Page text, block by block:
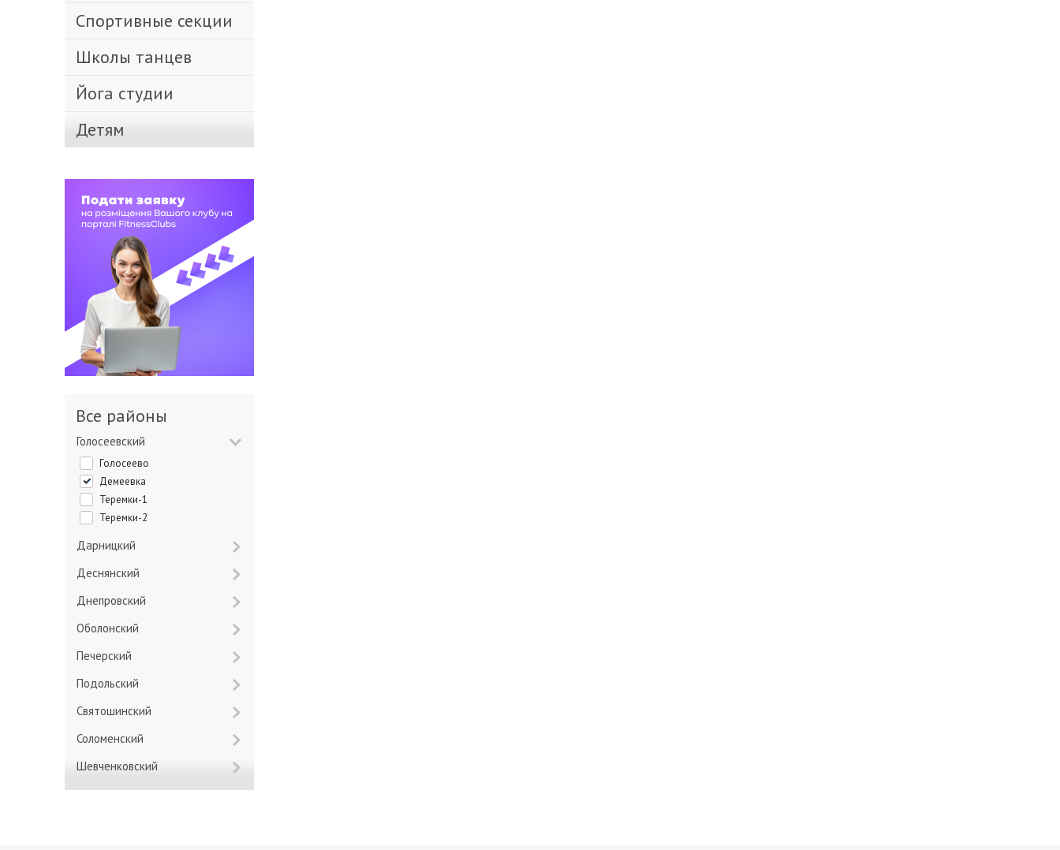
Спортивные секции
Школы танцев
Йога студии
Детям
Все районы
Голосеевский
Голосеево
Демеевка
Теремки-1
Теремки-2
Дарницкий
Деснянский
Днепровский
Оболонский
Печерский
Подольский
Святошинский
Соломенский
Шевченковский